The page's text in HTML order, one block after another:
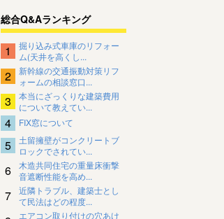
総合Q&Aランキング
1
掘り込み式車庫のリフォー
ム(天井を高くし...
2
新幹線の交通振動対策リフ
ォームの相談窓口...
3
本当にざっくりな建築費用
について教えてい...
4 FIX窓について
5
土留擁壁がコンクリートブ
ロックでされてい...
6
木造共同住宅の重量床衝撃
音遮断性能を高め...
7
近隣トラブル、建築士とし
て民法はどの程度...
エアコン取り付けの穴あけ